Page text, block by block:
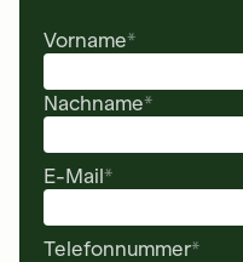
Vorname*
Nachname*
E-Mail*
Telefonnummer*